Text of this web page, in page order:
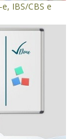
IBS/CBS e